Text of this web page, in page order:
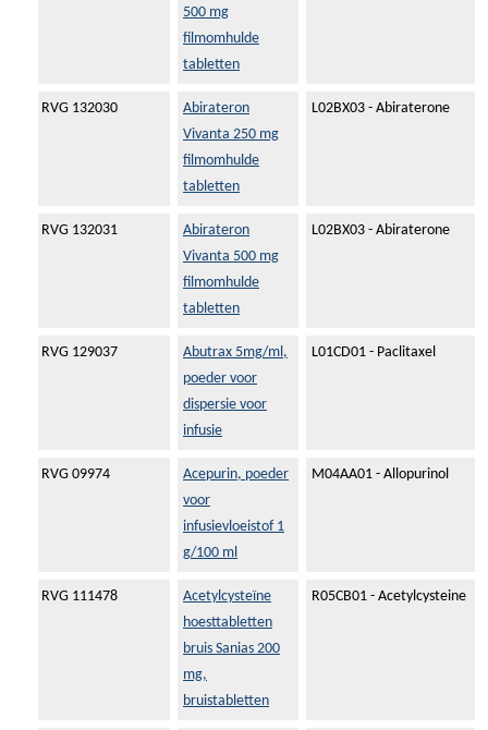
500 mg
filmomhulde
tabletten
RVG 132030
Abirateron
Vivanta 250 mg
filmomhulde
tabletten
L02BX03 - Abiraterone
RVG 132031
Abirateron
Vivanta 500 mg
filmomhulde
tabletten
L02BX03 - Abiraterone
RVG 129037
Abutrax 5mg/ml,
poeder voor
dispersie voor
infusie
L01CD01 - Paclitaxel
RVG 09974
Acepurin, poeder
voor
infusievloeistof 1
g/100 ml
M04AA01 - Allopurinol
RVG 111478
Acetylcysteïne
hoesttabletten
bruis Sanias 200
mg,
bruistabletten
R05CB01 - Acetylcysteine